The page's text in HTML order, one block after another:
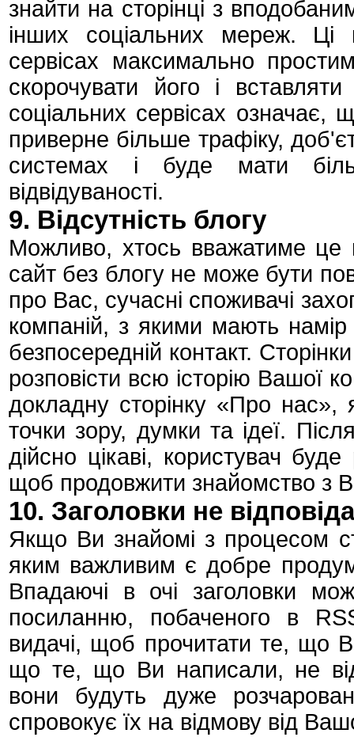
знайти на сторінці з
інших соціальних мереж. Ці
сервісах максимально
скорочувати його і
соціальних сервісах
приверне більше трафіку,
системах і буде мати
відвідуваності.
9. Відсутність блогу
Можливо, хтось вважатиме це
сайт без блогу не може бути
про Вас, сучасні споживачі
компаній, з якими мають
безпосередній контакт.
розповісти всю історію Вашої
докладну сторінку «Про нас»,
точки зору, думки та ідеї.
дійсно цікаві, користувач
щоб продовжити знайомство з
10. Заголовки не
Якщо Ви знайомі з процесом
яким важливим є добре
Впадаючі в очі заголовки
посиланню, побаченого в
видачі, щоб прочитати те, що
що те, що Ви написали, не
вони будуть дуже
спровокує їх на відмову від